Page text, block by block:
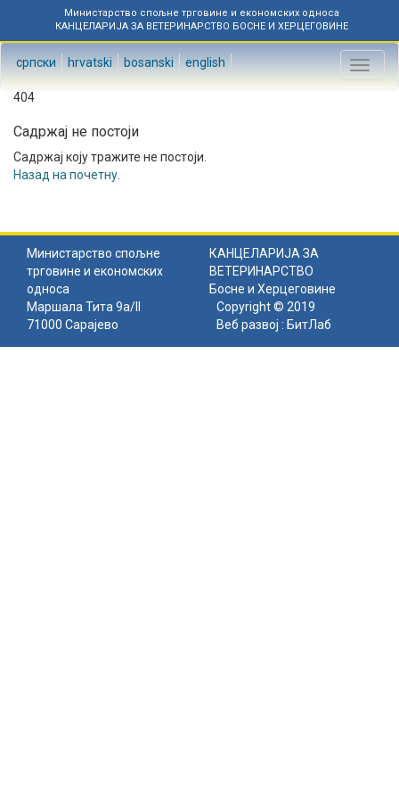
Министарство спољне трговине и економских односа
КАНЦЕЛАРИЈА ЗА ВЕТЕРИНАРСТВО БОСНЕ И ХЕРЦЕГОВИНЕ
српски hrvatski bosanski english
Toggle
404
Садржај не постоји
Садржај коју тражите не постоји.
Назад на почетну
Министарство спољне
трговине и економских
односа
КАНЦЕЛАРИЈА ЗА
ВЕТЕРИНАРСТВО
Босне и Херцеговине
Маршала Тита 9а/II
71000 Сарајево
Copyright © 2019
Веб развој : БитЛаб